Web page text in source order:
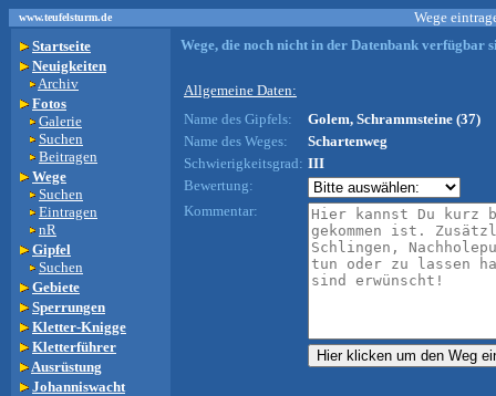
www.teufelsturm.de
Wege
Startseite
Neuigkeiten
Archiv
Fotos
Galerie
Suchen
Beitragen
Wege
Suchen
Eintragen
nR
Gipfel
Suchen
Gebiete
Sperrungen
Kletter-Knigge
Kletterführer
Ausrüstung
Johanniswacht
Wege, die noch nicht in der Datenbank verfügbar
Allgemeine Daten:
Name des Gipfels:
Golem, Schrammsteine (37)
Name des Weges:
Schartenweg
Schwierigkeitsgrad: III
Bewertung:
Kommentar: